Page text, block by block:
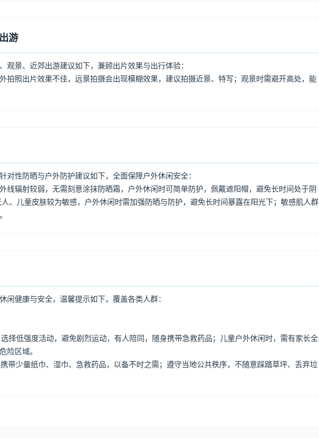
游
观景、近郊出游建议如下，兼顾出片效果与出行体验：
拍照出片效果不佳，远景拍摄会出现模糊效果，建议拍摄近景、特写；观景时需避开高处，能
对性防晒与户外防护建议如下，全面保障户外休闲安全：
线辐射较弱，无需刻意涂抹防晒霜，户外休闲时可简单防护，佩戴遮阳帽，避免长时间处于阴
、儿童皮肤较为敏感，户外休闲时需加强防晒与防护，避免长时间暴露在阳光下；敏感肌人群
闲健康与安全，温馨提示如下，覆盖各类人群：
择低强度活动，避免剧烈运动，有人陪同，随身携带急救药品；儿童户外休闲时，需有家长全
险区域。
带少量纸巾、湿巾、急救药品，以备不时之需；遵守当地公共秩序，不随意踩踏草坪、丢弃垃